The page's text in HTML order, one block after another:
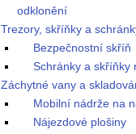
odklonění
Trezory, skříňky a
Bezpečnostní skříň
Schránky a skříňky
Záchytné vany a
Mobilní nádrže na
Nájezdové plošiny